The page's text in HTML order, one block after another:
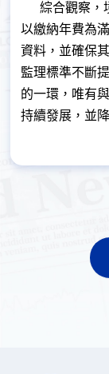
綜合觀察，
以繳納年費為
資料，並確保
監理標準不斷
的一環，唯有
持續發展，並